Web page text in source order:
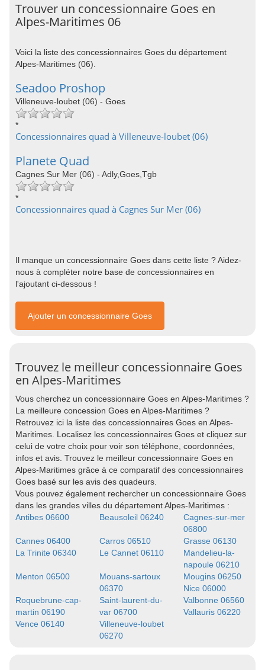
Trouver un concessionnaire Goes en
Alpes-Maritimes 06
Voici la liste des concessionnaires Goes du département
Alpes-Maritimes (06).
Seadoo Proshop
Villeneuve-loubet (06) - Goes
*
Concessionnaires quad à Villeneuve-loubet (06)
Planete Quad
Cagnes Sur Mer (06) - Adly,Goes,Tgb
*
Concessionnaires quad à Cagnes Sur Mer (06)
Il manque un concessionnaire Goes dans cette liste ? Aidez-
nous à compléter notre base de concessionnaires en
l'ajoutant ci-dessous !
Ajouter un concessionnaire Goes
Trouvez le meilleur concessionnaire Goes
en Alpes-Maritimes
Vous cherchez un concessionnaire Goes en Alpes-Maritimes ?
La meilleure concession Goes en Alpes-Maritimes ?
Retrouvez ici la liste des concessionnaires Goes en Alpes-
Maritimes. Localisez les concessionnaires Goes et cliquez sur
celui de votre choix pour voir son téléphone, coordonnées,
infos et avis. Trouvez le meilleur concessionnaire Goes en
Alpes-Maritimes grâce à ce comparatif des concessionnaires
Goes basé sur les avis des quadeurs.
Vous pouvez également rechercher un concessionnaire Goes
dans les grandes villes du département Alpes-Maritimes :
Antibes 06600
Beausoleil 06240
Cagnes-sur-mer
06800
Cannes 06400
Carros 06510
Grasse 06130
La Trinite 06340
Le Cannet 06110
Mandelieu-la-
napoule 06210
Menton 06500
Mouans-sartoux
06370
Mougins 06250
Nice 06000
Roquebrune-cap-
martin 06190
Saint-laurent-du-
var 06700
Valbonne 06560
Vallauris 06220
Vence 06140
Villeneuve-loubet
06270